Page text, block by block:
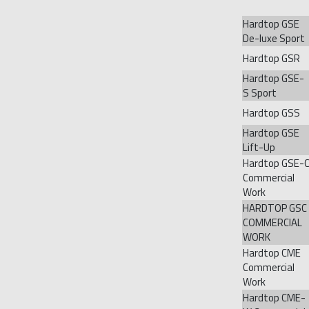
Hardtop GSE
De-luxe Sport
Hardtop GSR
Hardtop GSE-
S Sport
Hardtop GSS
Hardtop GSE
Lift-Up
Hardtop GSE-C
Commercial
Work
HARDTOP GSC
COMMERCIAL
WORK
Hardtop CME
Commercial
Work
Hardtop CME-